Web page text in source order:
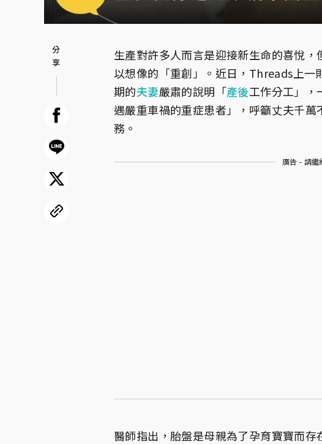
生產對許多人而言是迎接新生命的喜悅
以想像的「重創」。近日，Threads上一
期的夫妻嚴肅的說明「產後工作分工」，
遇嚴重車禍的重症患者」，呼籲丈夫千
務。
廣告 - 請繼
醫師指出，胎盤是母親為了孕育寶寶而